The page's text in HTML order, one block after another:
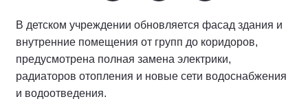
В детском учреждении обновляется фасад здания и
внутренние помещения от групп до коридоров,
предусмотрена полная замена электрики,
радиаторов отопления и новые сети водоснабжения
и водоотведения.